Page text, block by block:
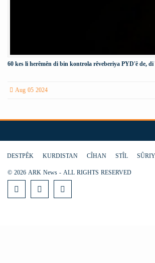
60 kes li herêmên di bin kontrola rêveberiya PYD'ê de,
Aug 05 2024
DESTPÊK KURDISTAN CÎHAN STÎL
© 2026 ARK News - ALL RIGHTS RESERVED